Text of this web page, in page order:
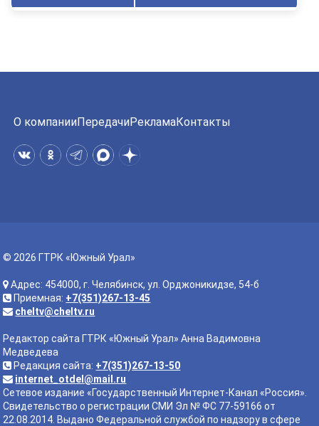
О компанииПередачиРекламаКонтакты
© 2026 ГТРК «Южный Урал»
Адрес: 454000, г. Челябинск, ул. Орджоникидзе, 54-б
Приемная: +7(351)267-13-45
cheltv@cheltv.ru
Редактор сайта ГТРК «Южный Урал» Анна Вадимовна
Медведева
Редакция сайта: +7(351)267-13-50
internet_otdel@mail.ru
Сетевое издание «Государственный Интернет-Канал «Россия».
Свидетельство о регистрации СМИ Эл № ФС 77-59166 от
22.08.2014. Выдано Федеральной службой по надзору в сфере